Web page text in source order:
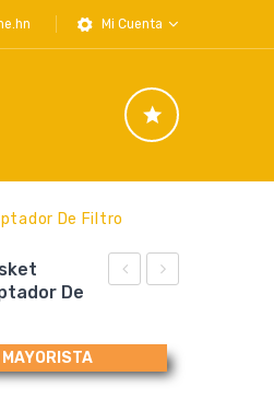
Mi Cuenta
De Filtro
of
De
MAYORISTA